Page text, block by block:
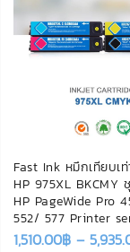
Fast Ink หมึกเทียบเ
HP 975XL BKCMY
HP PageWide Pro
552/ 577 Printer
1,510.00฿ –